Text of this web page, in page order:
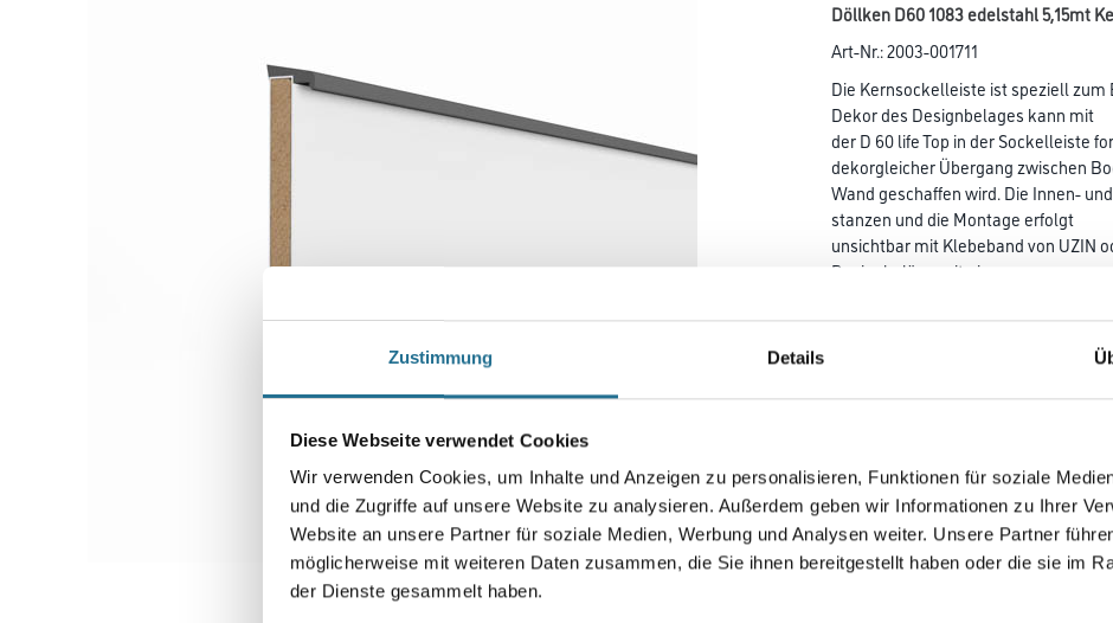
Zustimmung Details
Diese Webseite verwendet Cookies
Wir verwenden Cookies, um Inhalte und Anzeigen zu personalisieren, Funktionen für soziale
und die Zugriffe auf unsere Website zu analysieren. Außerdem geben wir Informationen zu Ihrer
Website an unsere Partner für soziale Medien, Werbung und Analysen weiter. Unsere Partner
möglicherweise mit weiteren Daten zusammen, die Sie ihnen bereitgestellt haben oder die sie im
der Dienste gesammelt haben.
Abbildung ähnlich
Döllken D60 1083 edelstahl 5,15mt
Art-Nr.:2003-001711
Die Kernsockelleiste ist speziell zum
Dekor des Designbelages kann mit
der D 60 life Top in der Sockelleiste
dekorgleicher Übergang zwischen
Wand geschaffen wird. Die Innen-
stanzen und die Montage erfolgt
unsichtbar mit Klebeband von UZIN
Designbeläge mit einer
Farbtonbezeichnung
Breite in centimeter